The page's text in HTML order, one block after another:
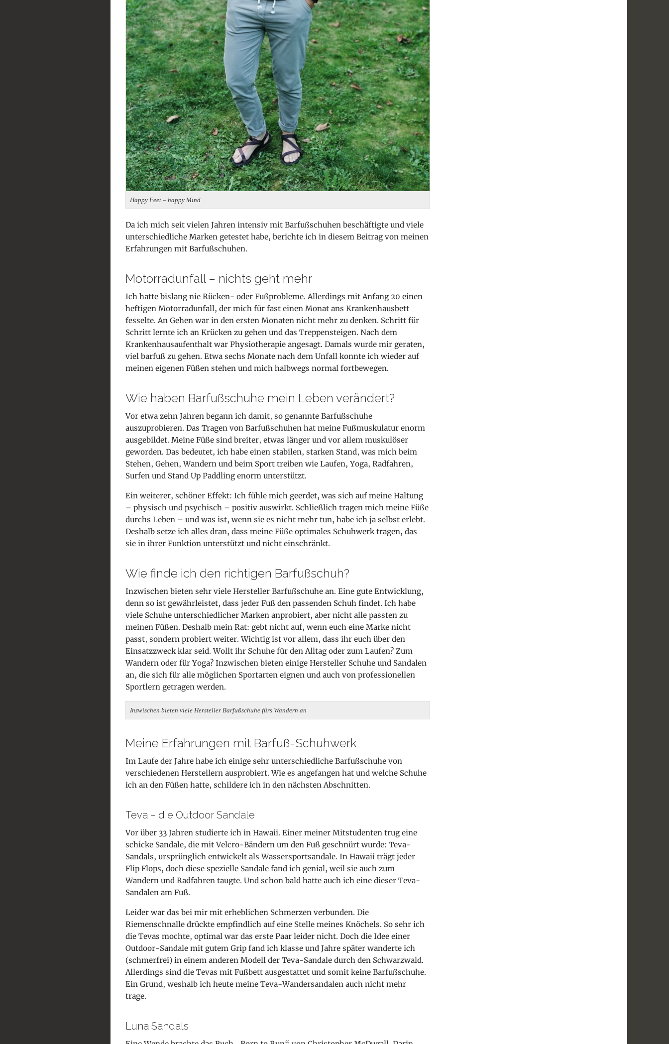
Happy Feet – happy Mind
Da ich mich seit vielen Jahren intensiv mit Barfußschuhen beschäftigte und viele
unterschiedliche Marken getestet habe, berichte ich in diesem Beitrag von meinen
Erfahrungen mit Barfußschuhen.
Motorradunfall – nichts geht mehr
Ich hatte bislang nie Rücken- oder Fußprobleme. Allerdings mit Anfang 20 einen
heftigen Motorradunfall, der mich für fast einen Monat ans Krankenhausbett
fesselte. An Gehen war in den ersten Monaten nicht mehr zu denken. Schritt für
Schritt lernte ich an Krücken zu gehen und das Treppensteigen. Nach dem
Krankenhausaufenthalt war Physiotherapie angesagt. Damals wurde mir geraten,
viel barfuß zu gehen. Etwa sechs Monate nach dem Unfall konnte ich wieder auf
meinen eigenen Füßen stehen und mich halbwegs normal fortbewegen.
Wie haben Barfußschuhe mein Leben verändert?
Vor etwa zehn Jahren begann ich damit, so genannte Barfußschuhe
auszuprobieren. Das Tragen von Barfußschuhen hat meine Fußmuskulatur enorm
ausgebildet. Meine Füße sind breiter, etwas länger und vor allem muskulöser
geworden. Das bedeutet, ich habe einen stabilen, starken Stand, was mich beim
Stehen, Gehen, Wandern und beim Sport treiben wie Laufen, Yoga, Radfahren,
Surfen und Stand Up Paddling enorm unterstützt.
Ein weiterer, schöner Effekt: Ich fühle mich geerdet, was sich auf meine Haltung
– physisch und psychisch – positiv auswirkt. Schließlich tragen mich meine Füße
durchs Leben – und was ist, wenn sie es nicht mehr tun, habe ich ja selbst erlebt.
Deshalb setze ich alles dran, dass meine Füße optimales Schuhwerk tragen, das
sie in ihrer Funktion unterstützt und nicht einschränkt.
Wie finde ich den richtigen Barfußschuh?
Inzwischen bieten sehr viele Hersteller Barfußschuhe an. Eine gute Entwicklung,
denn so ist gewährleistet, dass jeder Fuß den passenden Schuh findet. Ich habe
viele Schuhe unterschiedlicher Marken anprobiert, aber nicht alle passten zu
meinen Füßen. Deshalb mein Rat: gebt nicht auf, wenn euch eine Marke nicht
passt, sondern probiert weiter. Wichtig ist vor allem, dass ihr euch über den
Einsatzzweck klar seid. Wollt ihr Schuhe für den Alltag oder zum Laufen? Zum
Wandern oder für Yoga? Inzwischen bieten einige Hersteller Schuhe und Sandalen
an, die sich für alle möglichen Sportarten eignen und auch von professionellen
Sportlern getragen werden.
Inzwischen bieten viele Hersteller Barfußschuhe fürs Wandern an
Meine Erfahrungen mit Barfuß-Schuhwerk
Im Laufe der Jahre habe ich einige sehr unterschiedliche Barfußschuhe von
verschiedenen Herstellern ausprobiert. Wie es angefangen hat und welche Schuhe
ich an den Füßen hatte, schildere ich in den nächsten Abschnitten.
Teva – die Outdoor Sandale
Vor über 33 Jahren studierte ich in Hawaii. Einer meiner Mitstudenten trug eine
schicke Sandale, die mit Velcro-Bändern um den Fuß geschnürt wurde: Teva-
Sandals, ursprünglich entwickelt als Wassersportsandale. In Hawaii trägt jeder
Flip Flops, doch diese spezielle Sandale fand ich genial, weil sie auch zum
Wandern und Radfahren taugte. Und schon bald hatte auch ich eine dieser Teva-
Sandalen am Fuß.
Leider war das bei mir mit erheblichen Schmerzen verbunden. Die
Riemenschnalle drückte empfindlich auf eine Stelle meines Knöchels. So sehr ich
die Tevas mochte, optimal war das erste Paar leider nicht. Doch die Idee einer
Outdoor-Sandale mit gutem Grip fand ich klasse und Jahre später wanderte ich
(schmerfrei) in einem anderen Modell der Teva-Sandale durch den Schwarzwald.
Allerdings sind die Tevas mit Fußbett ausgestattet und somit keine Barfußschuhe.
Ein Grund, weshalb ich heute meine Teva-Wandersandalen auch nicht mehr
trage.
Luna Sandals